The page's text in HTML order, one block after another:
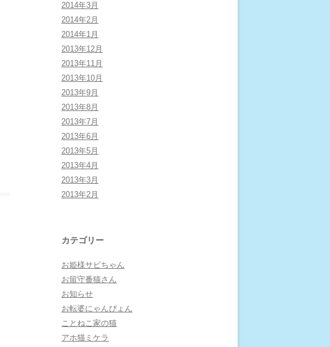
2014年3月
2014年2月
2014年1月
2013年12月
2013年11月
2013年10月
2013年9月
2013年8月
2013年7月
2013年6月
2013年5月
2013年4月
2013年3月
2013年2月
カテゴリー
お姫様サビちゃん
お留守番猫さん
お知らせ
お転婆にゃんぴょん
ことねこ家の猫
アホ猫ミケラ